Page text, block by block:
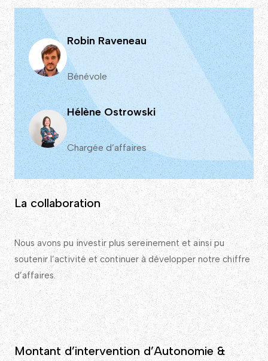
Robin Raveneau
Bénévole
Hélène Ostrowski
Chargée d’affaires
La collaboration
Nous avons pu investir plus sereinement et ainsi pu
soutenir l’activité et continuer à développer notre chiffre
d’affaires.
Montant d’intervention d’Autonomie &